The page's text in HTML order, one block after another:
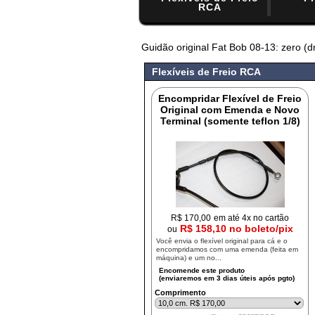
RCA
Guidão original Fat Bob 08-13: zero
Flexíveis de Freio RCA
Encompridar Flexível de Freio
Original com Emenda e Novo
Terminal (somente teflon 1/8)
R$ 170,00 em até 4x no cartão
ou R$ 158,10 no boleto/pix
Você envia o flexível original para cá e o
encompridamos com uma emenda (feita em
máquina) e um no...
Comprimento